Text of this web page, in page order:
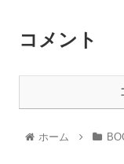
コメント
ホーム